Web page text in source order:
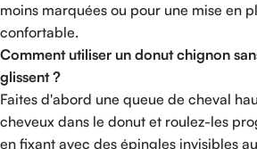
moins marquées ou pour une mise en
confortable.
Comment utiliser un donut chignon
glissent ?
Faites d'abord une queue de cheval
cheveux dans le donut et roulez-les
en fixant avec des épingles invisibles